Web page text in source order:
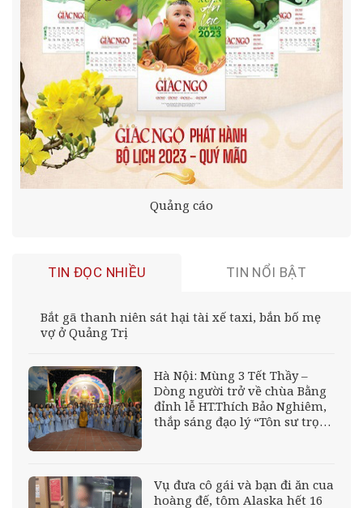
Quảng cáo
TIN ĐỌC NHIỀU TIN NỔI BẬT
Bắt gã thanh niên sát hại tài xế taxi, bắn bố mẹ
vợ ở Quảng Trị
Hà Nội: Mùng 3 Tết Thầy –
Dòng người trở về chùa Bằng
đỉnh lễ HT.Thích Bảo Nghiêm,
thắp sáng đạo lý “Tôn sư trọng
Vụ đưa cô gái và bạn đi ăn cua
hoàng đế, tôm Alaska hết 16